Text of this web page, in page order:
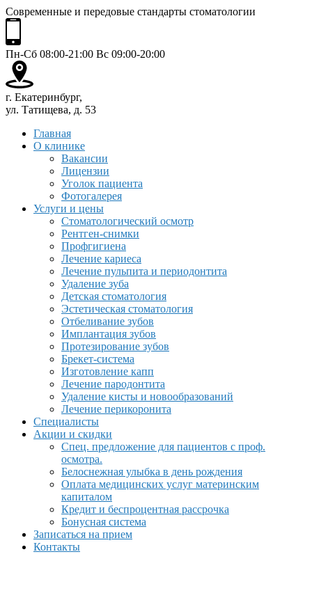
Современные и передовые стандарты стоматологии
Пн-Сб 08:00-21:00 Вс 09:00-20:00
г. Екатеринбург,
ул. Татищева, д. 53
Главная
О клинике
Вакансии
Лицензии
Уголок пациента
Фотогалерея
Услуги и цены
Стоматологический осмотр
Рентген-снимки
Профгигиена
Лечение кариеса
Лечение пульпита и периодонтита
Удаление зуба
Детская стоматология
Эстетическая стоматология
Отбеливание зубов
Имплантация зубов
Протезирование зубов
Брекет-система
Изготовление капп
Лечение пародонтита
Удаление кисты и новообразований
Лечение перикоронита
Специалисты
Акции и скидки
Спец. предложение для пациентов с проф.
осмотра.
Белоснежная улыбка в день рождения
Оплата медицинских услуг материнским
капиталом
Кредит и беспроцентная рассрочка
Бонусная система
Записаться на прием
Контакты